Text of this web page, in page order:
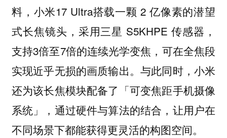
料，小米17 Ultra搭载一颗 2 亿像素的潜望
式长焦镜头，采用三星 S5KHPE 传感器，
支持3倍至7倍的连续光学变焦，可在全焦段
实现近乎无损的画质输出。与此同时，小米
还为该长焦模块配备了「可变焦距手机摄像
系统」，通过硬件与算法的结合，让用户在
不同场景下都能获得更灵活的构图空间。